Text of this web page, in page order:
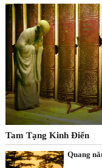
Tam Tạng Kinh Điển
Quang